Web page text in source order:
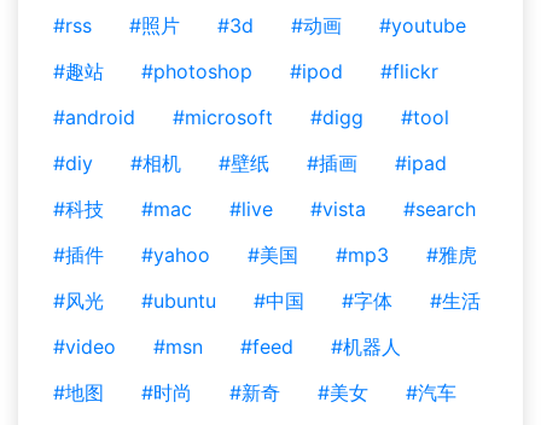
#rss
#照片 #3d #动画
#youtube
#趣站
#photoshop #ipod
#flickr
#android
#microsoft #digg
#tool
#diy
#相机 #壁纸 #插画
#ipad
#科技
#mac #live #vista
#search
#插件
#yahoo #美国 #mp3
#雅虎
#风光
#ubuntu #中国 #字体
#生活
#video
#msn #feed
#机器人
#地图
#时尚 #新奇 #美女
#汽车